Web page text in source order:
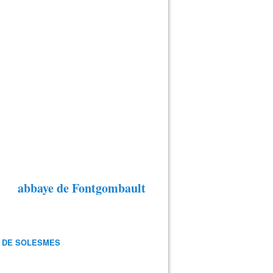
abbaye de Fontgombault
SOLESMES